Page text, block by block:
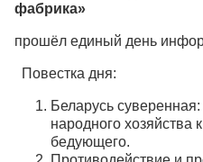
фабрика»
прошёл единый день
Повестка дня:
Беларусь
народного хозяйства
бедующего.